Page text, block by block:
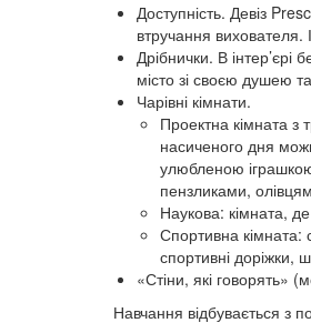
Доступність. Девіз
втручання вихователя.
Дрібнички. В
місто зі своєю душею
️Чарівні кімнати.
Проектна кімната з
насиченого дня
улюбленою
пензликами,
Наукова: кімната,
Спортивна кімната:
спортивні доріжки,
«Стіни, які говорять»
Навчання відбувається з